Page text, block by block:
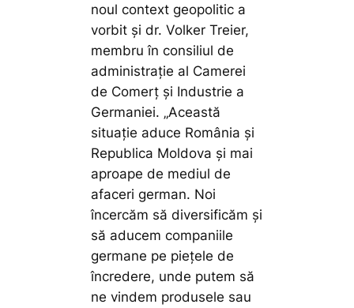
noul context geopolitic a
vorbit și dr. Volker Treier,
membru în consiliul de
administrație al Camerei
de Comerț și Industrie a
Germaniei. „Această
situație aduce România și
Republica Moldova și mai
aproape de mediul de
afaceri german. Noi
încercăm să diversificăm și
să aducem companiile
germane pe piețele de
încredere, unde putem să
ne vindem produsele sau